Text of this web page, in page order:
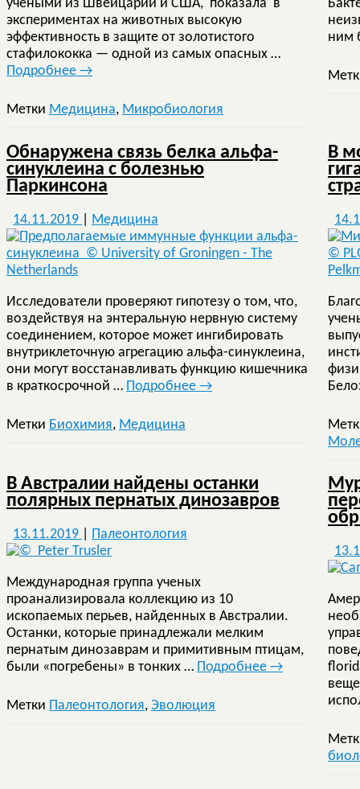
учеными из Швейцарии и США, показала в
экспериментах на животных высокую
эффективность в защите от золотистого
стафилококка — одной из самых опасных …
Подробнее →
Метки Медицина, Микробиология
ним
Обнаружена связь белка альфа-
синуклеина с болезнью
Паркинсона
14.11.2019 Медицина
Исследователи проверяют гипотезу о том, что,
воздействуя на энтеральную нервную систему
соединением, которое может ингибировать
внутриклеточную агрегацию альфа-синуклеина,
они могут восстанавливать функцию кишечника
в краткосрочной … Подробнее →
Метки Биохимия, Медицина
В
В Австралии найдены останки
полярных пернатых динозавров
13.11.2019 Палеонтология
Международная группа ученых
проанализировала коллекцию из 10
ископаемых перьев, найденных в Австралии.
Останки, которые принадлежали мелким
пернатым динозаврам и примитивным птицам,
были «погребены» в тонких … Подробнее →
Метки Палеонтология, Эволюция